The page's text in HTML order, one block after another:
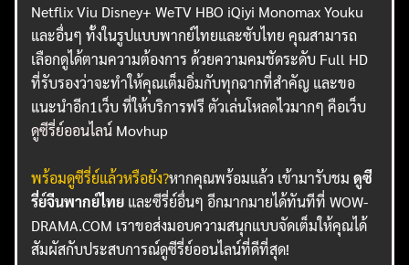
Netflix Viu Disney+ WeTV HBO iQiyi Monomax Youku
และอื่นๆ ทั้งในรูปแบบพากย์ไทยและซับไทย คุณสามารถ
เลือกดูได้ตามความต้องการ ด้วยความคมชัดระดับ Full HD
ที่รับรองว่าจะทำให้คุณเต็มอิ่มกับทุกฉากที่สำคัญ และขอ
แนะนำอีก1เว็บ ที่ให้บริการฟรี ตัวเล่นโหลดไวมากๆ คือเว็บ
ดูซีรี่ย์ออนไลน์ Movhup
พร้อมดูซีรี่ย์แล้วหรือยัง?หากคุณพร้อมแล้ว เข้ามารับชมดูซี
รี่ย์จีนพากย์ไทย และซีรี่ย์อื่นๆ อีกมากมายได้ทันทีที่ WOW-
DRAMA.COM เราขอส่งมอบความสนุกแบบจัดเต็มให้คุณได้
สัมผัสกับประสบการณ์ดูซีรี่ย์ออนไลน์ที่ดีที่สุด!